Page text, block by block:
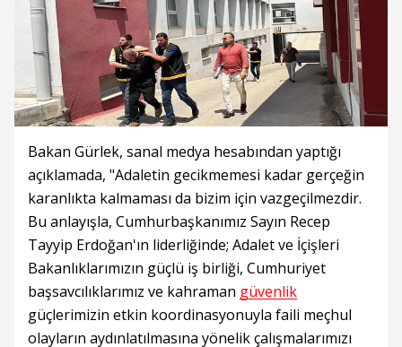
Bakan Gürlek, sanal medya hesabından yaptığı
açıklamada, "Adaletin gecikmemesi kadar gerçeğin
karanlıkta kalmaması da bizim için vazgeçilmezdir.
Bu anlayışla, Cumhurbaşkanımız Sayın Recep
Tayyip Erdoğan'ın liderliğinde; Adalet ve İçişleri
Bakanlıklarımızın güçlü iş birliği, Cumhuriyet
başsavcılıklarımız ve kahraman güvenlik
güçlerimizin etkin koordinasyonuyla faili meçhul
olayların aydınlatılmasına yönelik çalışmalarımızı